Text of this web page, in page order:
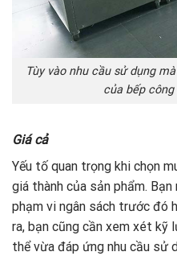
Tùy vào nhu cầu sử dụng
của bếp công
Giá cả
Yếu tố quan trọng khi chọn
giá thành của sản phẩm.
phạm vi ngân sách trước đó
ra, bạn cũng cần xem xét kỹ
thể vừa đáp ứng nhu cầu sử